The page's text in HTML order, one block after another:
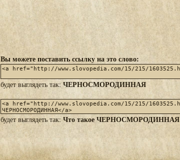
Вы можете поставить ссылку на это слово:
будет выглядеть так:ЧЕРНОСМОРОДИННАЯ
будет выглядеть так: Что такое ЧЕРНОСМОРОДИННАЯ